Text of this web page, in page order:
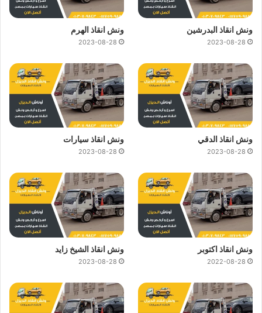
ونش انقاذ البدرشين
2023-08-28
ونش انقاذ الهرم
2023-08-28
ونش انقاذ الدقي
2023-08-28
ونش انقاذ سيارات
2023-08-28
ونش انقاذ اكتوبر
2022-08-28
ونش انقاذ الشيخ زايد
2023-08-28